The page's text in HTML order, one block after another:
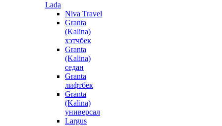
Lada
Niva Travel
Granta
(Kalina)
хэтчбек
Granta
(Kalina)
седан
Granta
лифтбек
Granta
(Kalina)
универсал
Largus